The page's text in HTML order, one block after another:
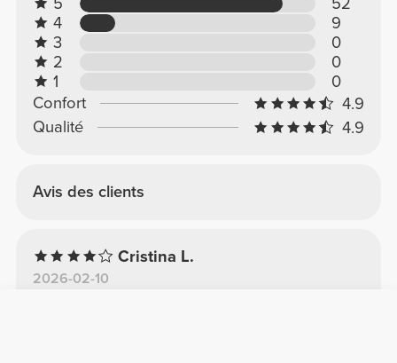
4
9
3
0
2
0
1
0
Confort
4.9
Qualité
4.9
Avis des clients
Cristina L.
2026-02-10